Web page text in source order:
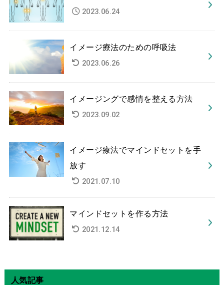
2023.06.24
イメージ療法のための呼吸法
2023.06.26
イメージングで感情を整える方法
2023.09.02
イメージ療法でマインドセットを手
放す
2021.07.10
マインドセットを作る方法
2021.12.14
人気記事